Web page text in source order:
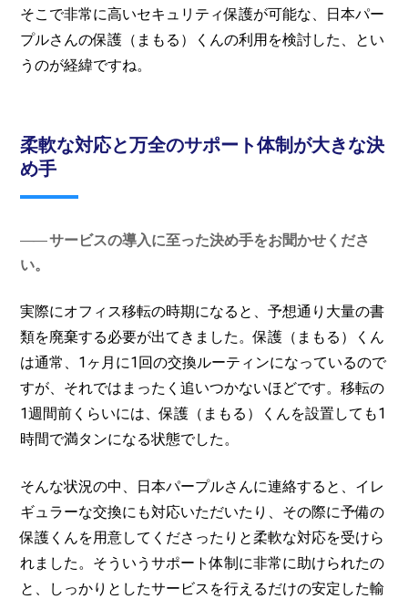
そこで非常に高いセキュリティ保護が可能な、日本パー
プルさんの保護（まもる）くんの利用を検討した、とい
うのが経緯ですね。
柔軟な対応と万全のサポート体制が大きな決
め手
サービスの導入に至った決め手をお聞かせくださ
い。
実際にオフィス移転の時期になると、予想通り大量の書
類を廃棄する必要が出てきました。保護（まもる）くん
は通常、1ヶ月に1回の交換ルーティンになっているので
すが、それではまったく追いつかないほどです。移転の
1週間前くらいには、保護（まもる）くんを設置しても1
時間で満タンになる状態でした。
そんな状況の中、日本パープルさんに連絡すると、イレ
ギュラーな交換にも対応いただいたり、その際に予備の
保護くんを用意してくださったりと柔軟な対応を受けら
れました。そういうサポート体制に非常に助けられたの
と、しっかりとしたサービスを行えるだけの安定した輸